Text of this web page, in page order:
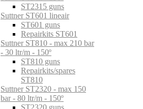
ST2315 guns
Suttner ST601 lineair
ST601 guns
Repairkits ST601
Suttner ST810 - max 210 bar
- 30 ltr/m - 150º
ST810 guns
Repairkits/spares
ST810
Suttner ST2320 - max 150
bar - 80 ltr/m - 150º